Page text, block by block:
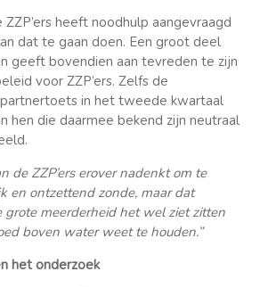
heeft noodhulp aangevraagd
dat te gaan doen. Een groot deel
geeft bovendien aan tevreden te zijn
voor ZZP’ers. Zelfs de
in het tweede kwartaal
hen die daarmee bekend zijn neutraal
de ZZP’ers erover nadenkt om te
en ontzettend zonde, maar dat
meerderheid het wel ziet zitten
boven water weet te houden.”
het onderzoek